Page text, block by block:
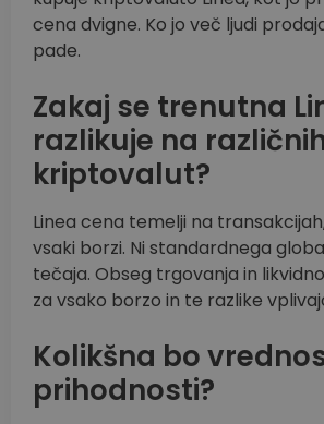
cena dvigne. Ko jo več ljudi
pade.
Zakaj se trenutna
razlikuje na
kriptovalut?
Linea cena temelji na
vsaki borzi. Ni standardnega
tečaja. Obseg trgovanja in
za vsako borzo in te razlike
Kolikšna bo
prihodnosti?